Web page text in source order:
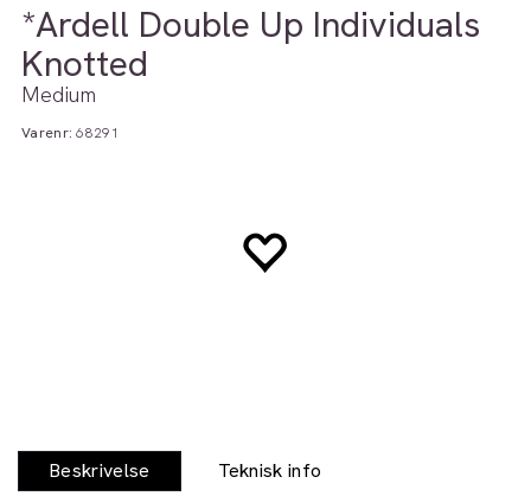
*Ardell Double Up Individuals
Knotted
Medium
Varenr:68291
Beskrivelse Teknisk info